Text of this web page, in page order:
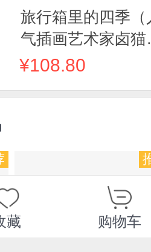
旅行箱里的四季（
气插画艺术家卤猫
年精选图文集、粉
¥108.80
藏 购物车